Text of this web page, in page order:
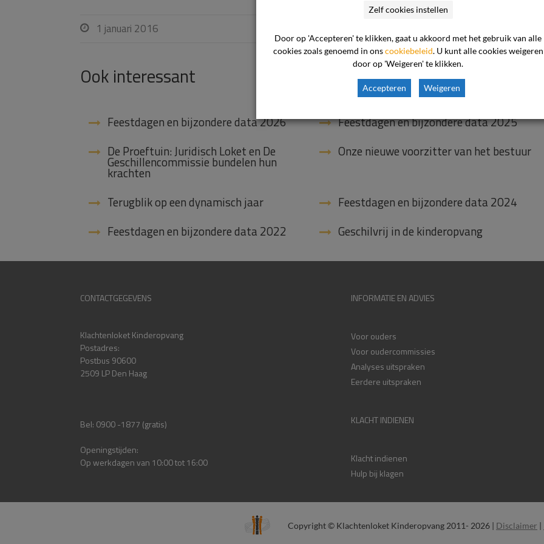
 1 januari 2016
Ook interessant
Feestdagen en bijzondere data 2026
Feestdagen en bijzondere data 2025
De Proeftuin: Juridisch Loket en De
Geschillencommissie bundelen hun
krachten
Onze nieuwe voorzitter van het bestuur
Terugblik op een dynamisch jaar
Feestdagen en bijzondere data 2024
Feestdagen en bijzondere data 2022
Geschilvrij in de kinderopvang
CONTACTGEGEVENS
Klachtenloket Kinderopvang
Postadres:
Postbus 90600
2509 LP Den Haag
Bel: 0900 -1877 (gratis)
Openingstijden:
Op werkdagen van 10:00 tot 16:00
INFORMATIE EN ADVIES
Voor ouders
Voor oudercommissies
Analyses uitspraken
Eerdere uitspraken
KLACHT INDIENEN
Klacht indienen
Hulp bij klagen
Copyright © Klachtenloket Kinderopvang 2011- 2026 | Disclaimer |
Zelf cookies instellen
Door op 'Accepteren' te klikken, gaat u akkoord met het gebruik van alle
cookies zoals genoemd in onscookiebeleid. U kunt alle cookies weigeren
door op 'Weigeren' te klikken.
Accepteren Weigeren